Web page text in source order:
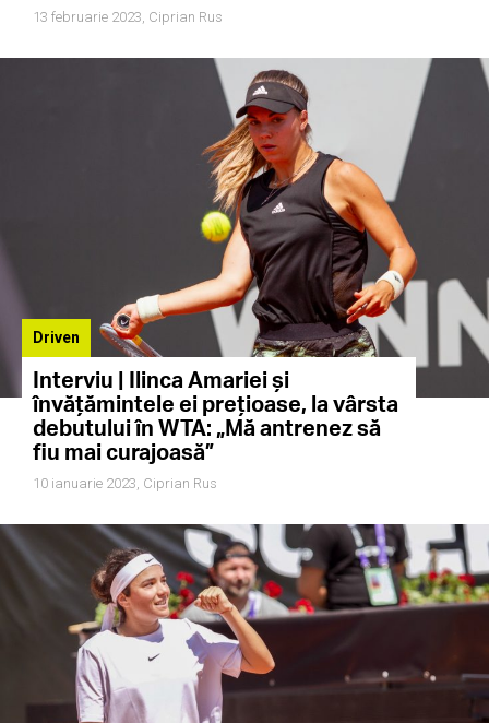
13 februarie 2023, Ciprian Rus
Driven
Interviu | Ilinca Amariei și
învățămintele ei prețioase, la vârsta
debutului în WTA: „Mă antrenez să
fiu mai curajoasă”
10 ianuarie 2023, Ciprian Rus